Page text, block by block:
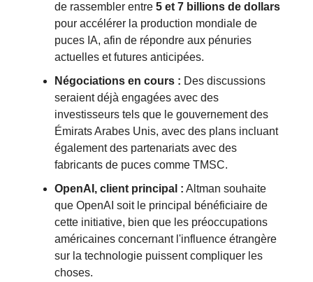
de rassembler entre 5 et 7 billions de dollars
pour accélérer la production mondiale de
puces IA, afin de répondre aux pénuries
actuelles et futures anticipées.
Négociations en cours : Des discussions
seraient déjà engagées avec des
investisseurs tels que le gouvernement des
Émirats Arabes Unis, avec des plans incluant
également des partenariats avec des
fabricants de puces comme TMSC.
OpenAI, client principal : Altman souhaite
que OpenAI soit le principal bénéficiaire de
cette initiative, bien que les préoccupations
américaines concernant l'influence étrangère
sur la technologie puissent compliquer les
choses.